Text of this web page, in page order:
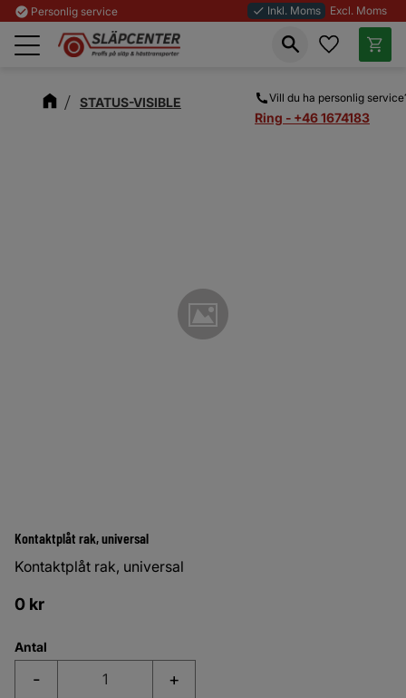
Meny
check_circle Personlig service done Inkl. Moms Excl. Moms
Vill du ha personlig
Ring - +46 1674183
Favoriter
STATUS-VISIBLE
Kontaktplåt rak, universal
Kontaktplåt rak, universal
0 kr
Antal
+
-